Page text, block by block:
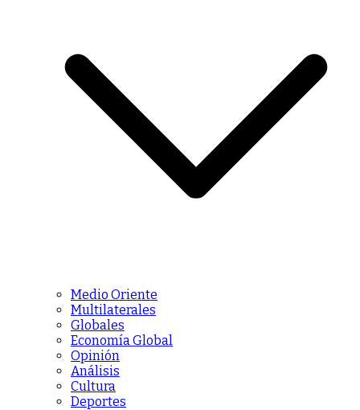
Medio Oriente
Multilaterales
Globales
Economía Global
Opinión
Análisis
Cultura
Deportes